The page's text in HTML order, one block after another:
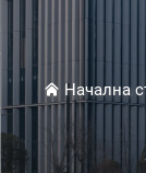
Начална